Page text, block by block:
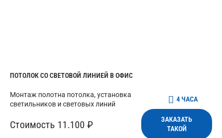
ПОТОЛОК СО СВЕТОВОЙ ЛИНИЕЙ В ОФИС
Монтаж полотна потолка, установка
светильников и световых линий
4 ЧАСА
Стоимость 11.100 ₽
ЗАКАЗАТЬ
ТАКОЙ